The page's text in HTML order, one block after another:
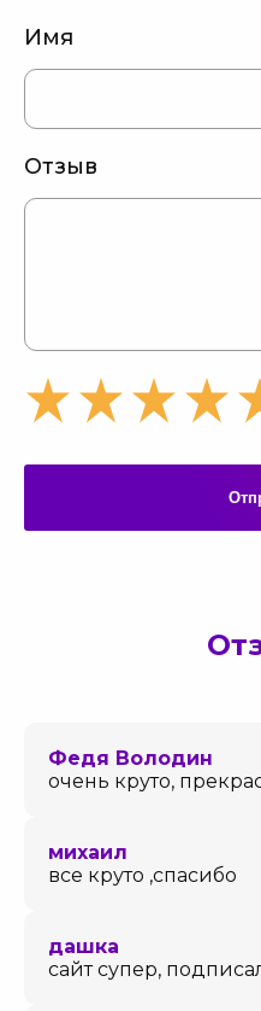
Имя
Отзыв
Федя Володин
очень круто,
михаил
все круто ,спасибо
дашка
сайт супер,